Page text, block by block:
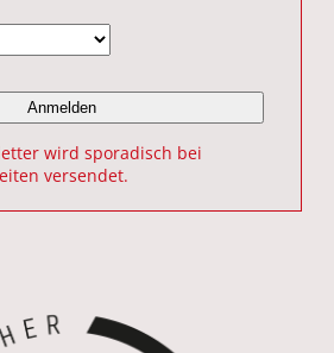
wird sporadisch bei
versendet.